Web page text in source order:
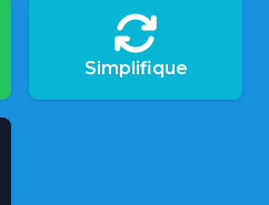
Simplifique